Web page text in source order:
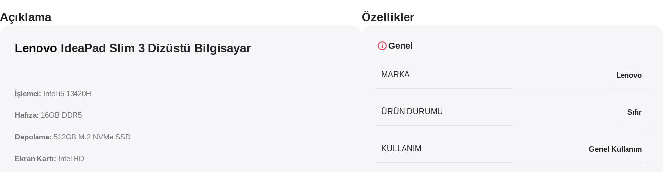
Açıklama
Lenovo IdeaPad Slim 3 Dizüstü Bilgisayar
İşlemci: Intel i5 13420H
Hafıza: 16GB DDR5
Depolama: 512GB M.2 NVMe SSD
Ekran Kartı: Intel HD
Özellikler
Genel
MARKA Lenovo
ÜRÜN DURUMU Sıfır
KULLANIM Genel Kullanım